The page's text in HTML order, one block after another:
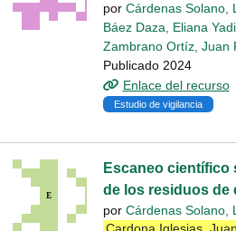
por Cárdenas Solano,
Báez Daza, Eliana
Zambrano Ortíz, Juan
Publicado 2024
Enlace del recurso
Estudio de vigilancia
Escaneo científico
de los residuos de
por Cárdenas Solano,